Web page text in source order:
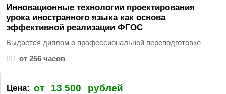
Инновационные технологии проектирования
урока иностранного языка как основа
эффективной реализации ФГОС
Выдается диплом о профессиональной переподготовке
от 256 часов
Цена: от 13 500 рублей